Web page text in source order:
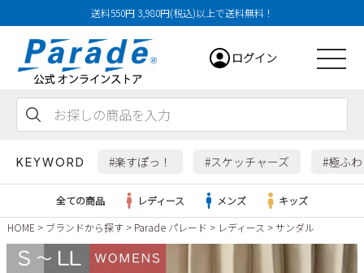
送料550円 3,980円(税込)以上で送料無料！
ログイン
KEYWORD #楽すぽっ！ #スケッチャーズ #極ふ
レディース
全ての商品 レディース メンズ
キッズ
HOME
ブランドから探す Parade パレード レディース サンダル